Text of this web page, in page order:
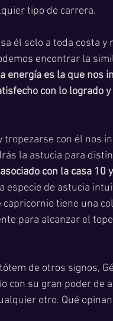
tipo de carrera.
él solo a toda costa y
encontrar la
energía es la que nos
con lo logrado y
tropezarse con él nos
la astucia para
con la casa 10
especie de astucia
tiene una
para alcanzar el
de otros signos,
con su gran poder de
otro. Qué